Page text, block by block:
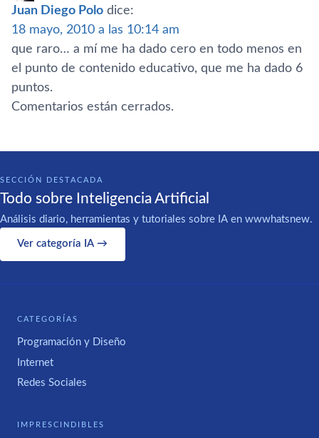
Juan Diego Polo dice:
18 mayo, 2010 a las 10:14 am
que raro… a mí­ me ha dado cero en todo menos en
el punto de contenido educativo, que me ha dado 6
puntos.
Comentarios están cerrados.
SECCIÓN DESTACADA
Todo sobre Inteligencia Artificial
Análisis diario, herramientas y tutoriales sobre IA en wwwhatsnew.
Ver categoría IA →
CATEGORÍAS
Programación y Diseño
Internet
Redes Sociales
IMPRESCINDIBLES